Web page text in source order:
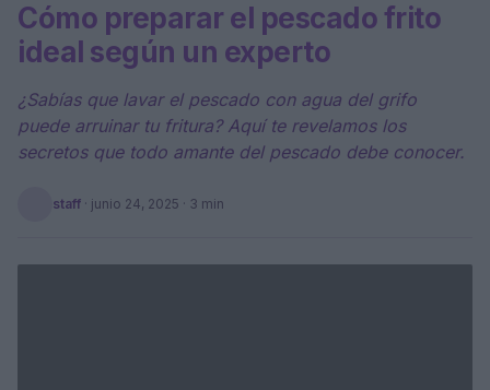
Cómo preparar el pescado frito
ideal según un experto
¿Sabías que lavar el pescado con agua del grifo
puede arruinar tu fritura? Aquí te revelamos los
secretos que todo amante del pescado debe conocer.
staff · junio 24, 2025 · 3 min